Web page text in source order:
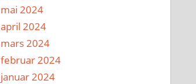
mai 2024
april 2024
mars 2024
februar 2024
januar 2024